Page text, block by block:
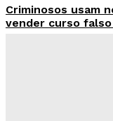
Criminosos usam
vender curso